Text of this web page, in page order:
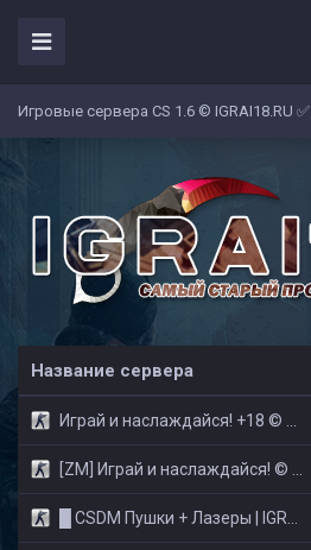
Игровые сервера CS 1.6 © IGRAI18.RU ✅
Название сервера
Играй и наслаждайся! +18 © Public
[ZM] Играй и наслаждайся! © Zombie Show
█ CSDM Пушки + Лазеры | IGRAI18.RU ツ █